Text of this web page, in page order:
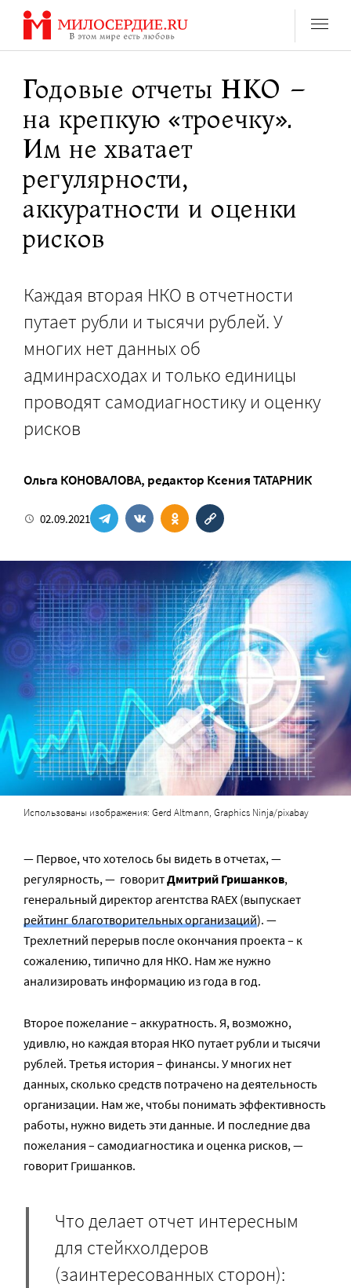
Перейти
содержанию
Годовые отчеты НКО –
на крепкую «троечку».
Им не хватает
регулярности,
аккуратности и оценки
рисков
Каждая вторая НКО в отчетности
путает рубли и тысячи рублей. У
многих нет данных об
админрасходах и только единицы
проводят самодиагностику и оценку
рисков
Ольга КОНОВАЛОВА, редактор Ксения ТАТАРНИК
02.09.2021
Использованы изображения: Gerd Altmann, Graphics Ninja/pixabay
— Первое, что хотелось бы видеть в отчетах, —
регулярность, — говоритДмитрий Гришанков,
генеральный директор агентства RAEX (выпускает
рейтинг благотворительных организаций). —
Трехлетний перерыв после окончания проекта – к
сожалению, типично для НКО. Нам же нужно
анализировать информацию из года в год.
Второе пожелание – аккуратность. Я, возможно,
удивлю, но каждая вторая НКО путает рубли и тысячи
рублей. Третья история – финансы. У многих нет
данных, сколько средств потрачено на деятельность
организации. Нам же, чтобы понимать эффективность
работы, нужно видеть эти данные. И последние два
пожелания – самодиагностика и оценка рисков, —
говорит Гришанков.
Что делает отчет интересным
для стейкхолдеров
(заинтересованных сторон):